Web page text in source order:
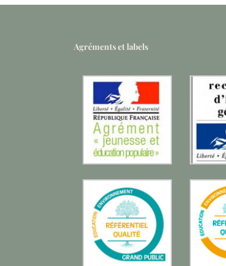
Agréments et labels